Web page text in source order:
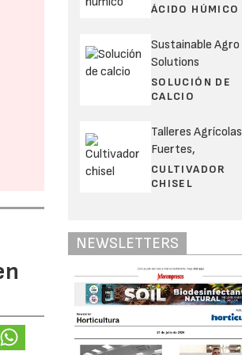
ÁCIDO HÚMICO
Sustainable Agro
Solutions
SOLUCIÓN DE
CALCIO
Talleres Agrícolas
Fuertes,
CULTIVADOR
CHISEL
NEWSLETTERS